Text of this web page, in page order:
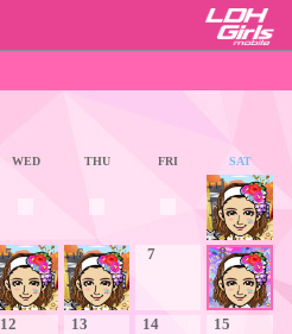
WED THU FRI SAT
1
5 6 7 8
12 13 14 15